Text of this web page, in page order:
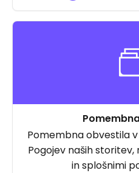
Pomembna obvestila
Pogojev naših
in splošnimi